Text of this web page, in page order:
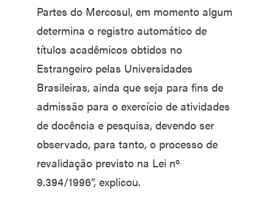
Partes do Mercosul, em momento algum
determina o registro automático de
títulos acadêmicos obtidos no
Estrangeiro pelas Universidades
Brasileiras, ainda que seja para fins de
admissão para o exercício de atividades
de docência e pesquisa, devendo ser
observado, para tanto, o processo de
revalidação previsto na Lei nº
9.394/1996”, explicou.